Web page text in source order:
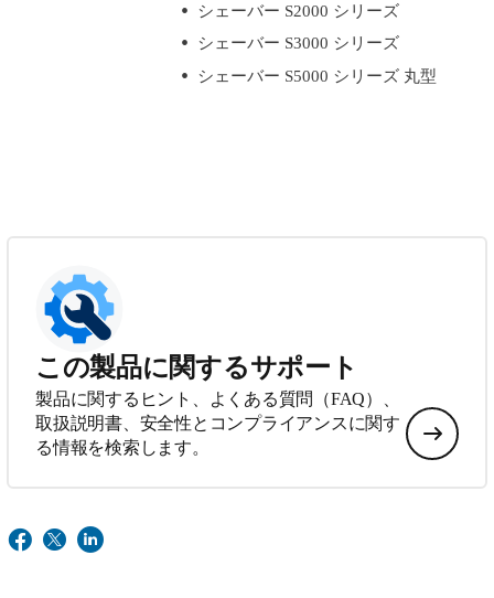
シェーバー S2000 シリーズ
シェーバー S3000 シリーズ
シェーバー S5000 シリーズ 丸型
この製品に関するサポート
製品に関するヒント、よくある質問（FAQ）、
取扱説明書、安全性とコンプライアンスに関す
る情報を検索します。